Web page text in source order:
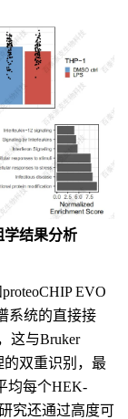
学结果分析
EVO
系统的直接接
这与Bruker
的双重识别，最
均每个HEK-
究还通过高度可